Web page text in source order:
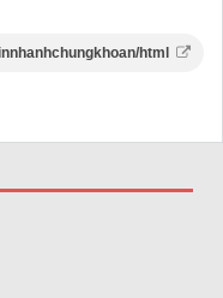
html